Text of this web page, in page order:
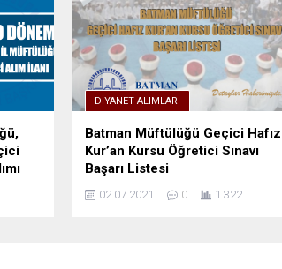
DIYANET ALIMLARI
Batman Müftülüğü Geçici Hafız
Kur’an Kursu Öğretici Sınavı
Başarı Listesi
02.07.2021 0 1.322